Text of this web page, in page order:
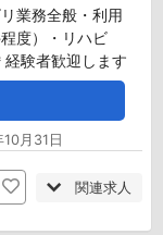
業務全般・利用
度）・リハビ
験者歓迎します
月31日
関連求人